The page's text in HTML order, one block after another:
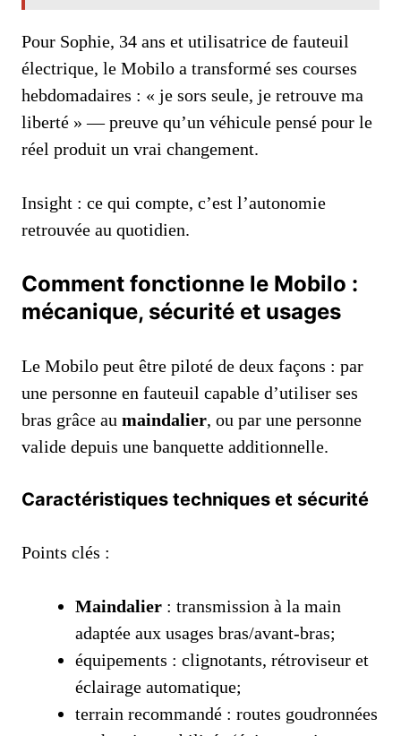
Pour Sophie, 34 ans et utilisatrice de fauteuil
électrique, le Mobilo a transformé ses courses
hebdomadaires : « je sors seule, je retrouve ma
liberté » — preuve qu’un véhicule pensé pour le
réel produit un vrai changement.
Insight : ce qui compte, c’est l’autonomie
retrouvée au quotidien.
Comment fonctionne le Mobilo :
mécanique, sécurité et usages
Le Mobilo peut être piloté de deux façons : par
une personne en fauteuil capable d’utiliser ses
bras grâce au maindalier, ou par une personne
valide depuis une banquette additionnelle.
Caractéristiques techniques et sécurité
Points clés :
Maindalier : transmission à la main
adaptée aux usages bras/avant-bras;
équipements : clignotants, rétroviseur et
éclairage automatique;
terrain recommandé : routes goudronnées